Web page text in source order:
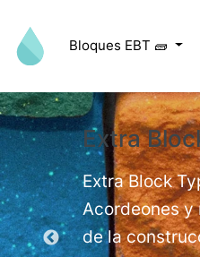
Bloques EBT 🧱
videos.
Extra
Extra Block
Acordeones y
de la